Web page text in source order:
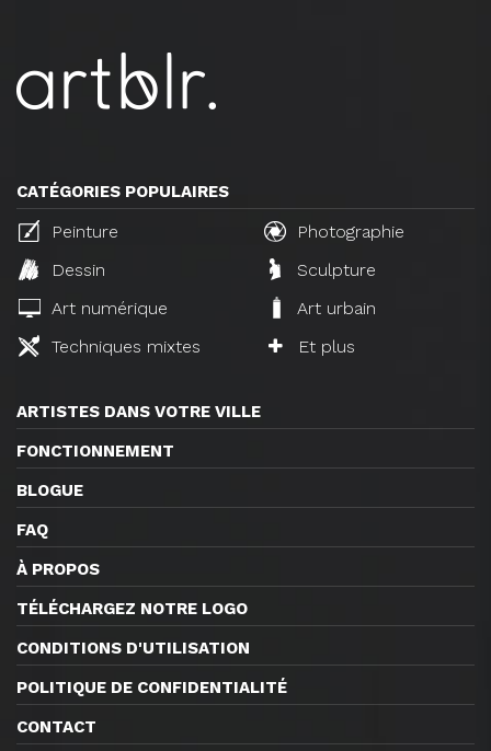
CATÉGORIES POPULAIRES
Peinture
Photographie
Dessin
Sculpture
Art numérique
Art urbain
Techniques mixtes
Et plus
ARTISTES DANS VOTRE VILLE
FONCTIONNEMENT
BLOGUE
FAQ
À PROPOS
TÉLÉCHARGEZ NOTRE LOGO
CONDITIONS D'UTILISATION
POLITIQUE DE CONFIDENTIALITÉ
CONTACT